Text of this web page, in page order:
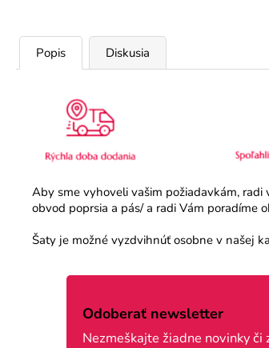
Popis Diskusia
Aby sme vyhoveli vašim požiadavkám,
obvod poprsia a pás/ a radi Vám poradíme
Šaty je možné vyzdvihnúť osobne v našej
Odoberať newsletter
Nezmeškajte žiadne novinky či